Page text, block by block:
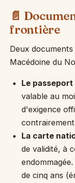
📄
frontière
Deux
Macédoine du
Le
valable au
d'exigence
La carte
de validité, à
de cinq ans